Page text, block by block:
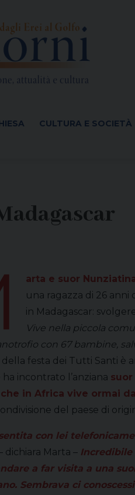
CULTURA E SOCIETÀ
arta e suor
una ragazza di 26 anni
in Madagascar:
Vive nella piccola
con 67 bambine,
della festa dei Tutti Santi è
incontrato l’anziana
che in Africa vive ormai
del paese di
con lei
dichiara Marta – Incredibile
a far visita a una
Sembrava ci